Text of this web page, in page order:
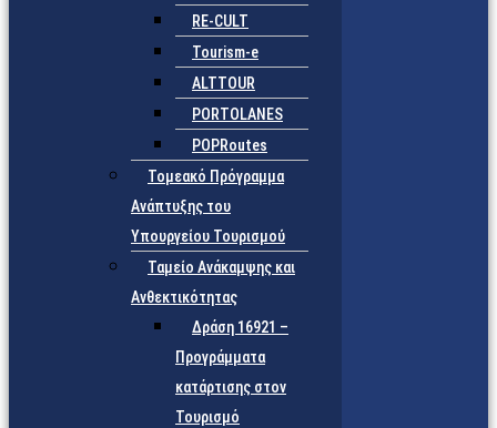
RE-CULT
Tourism-e
ALTTOUR
PORTOLANES
POPRoutes
Τομεακό Πρόγραμμα
Ανάπτυξης του
Υπουργείου Τουρισμού
Ταμείο Ανάκαμψης και
Ανθεκτικότητας
Δράση 16921 –
Προγράμματα
κατάρτισης στον
Τουρισμό